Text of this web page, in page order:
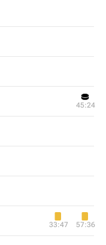
45:24
33:47 57:36